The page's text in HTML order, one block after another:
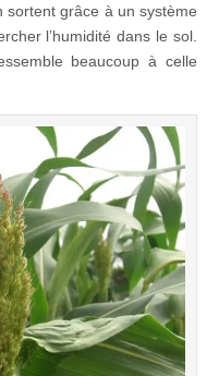
sortent grâce à un système
l’humidité dans le sol.
beaucoup à celle